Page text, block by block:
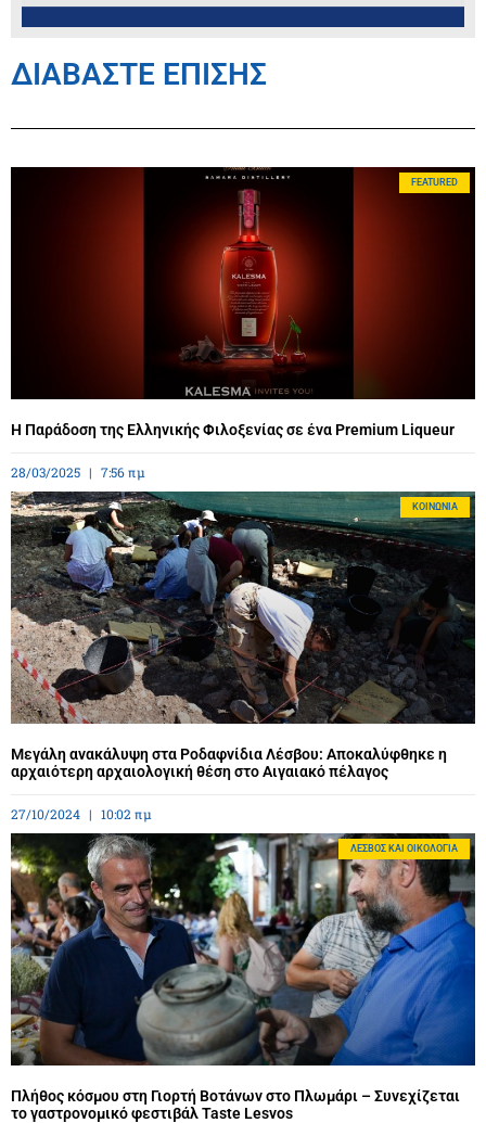
ΔΙΑΒΑΣΤΕ ΕΠΙΣΗΣ
FEATURED
Η Παράδοση της Ελληνικής Φιλοξενίας σε ένα Premium Liqueur
28/03/2025 7:56 πμ
ΚΟΙΝΩΝΊΑ
Μεγάλη ανακάλυψη στα Ροδαφνίδια Λέσβου: Αποκαλύφθηκε η
αρχαιότερη αρχαιολογική θέση στο Αιγαιακό πέλαγος
27/10/2024 10:02 πμ
ΛΈΣΒΟΣ ΚΑΙ ΟΙΚΟΛΟΓΊΑ
Πλήθος κόσμου στη Γιορτή Βοτάνων στο Πλωμάρι – Συνεχίζεται
το γαστρονομικό φεστιβάλ Taste Lesvos